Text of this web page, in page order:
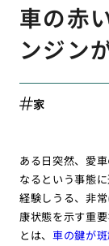
車の赤
ンジン
家
ある日突然、愛
なるという事態
経験しうる、非
康状態を示す重
とは、 車の鍵が